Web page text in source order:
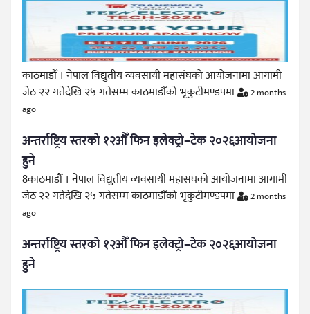
काठमाडौँ । नेपाल विद्युतीय व्यवसायी महासंघको आयोजनामा आगामी
जेठ २२ गतेदेखि २५ गतेसम्म काठमाडौँको भृकुटीमण्डपमा
2 months
ago
अन्तर्राष्ट्रिय स्तरको १२औँ फिन इलेक्ट्रो–टेक २०२६आयोजना
हुने
8काठमाडौँ । नेपाल विद्युतीय व्यवसायी महासंघको आयोजनामा आगामी
जेठ २२ गतेदेखि २५ गतेसम्म काठमाडौँको भृकुटीमण्डपमा
2 months
ago
अन्तर्राष्ट्रिय स्तरको १२औँ फिन इलेक्ट्रो–टेक २०२६आयोजना
हुने